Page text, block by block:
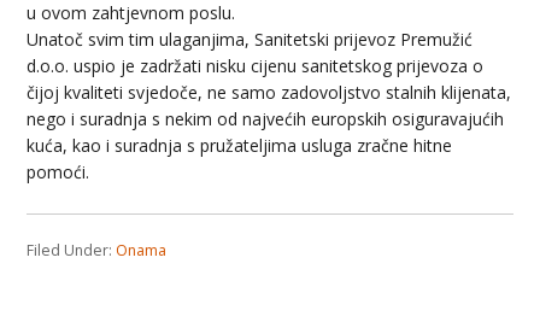
u ovom zahtjevnom poslu.
Unatoč svim tim ulaganjima, Sanitetski prijevoz Premužić
d.o.o. uspio je zadržati nisku cijenu sanitetskog prijevoza o
čijoj kvaliteti svjedoče, ne samo zadovoljstvo stalnih klijenata,
nego i suradnja s nekim od najvećih europskih osiguravajućih
kuća, kao i suradnja s pružateljima usluga zračne hitne
pomoći.
Filed Under: Onama